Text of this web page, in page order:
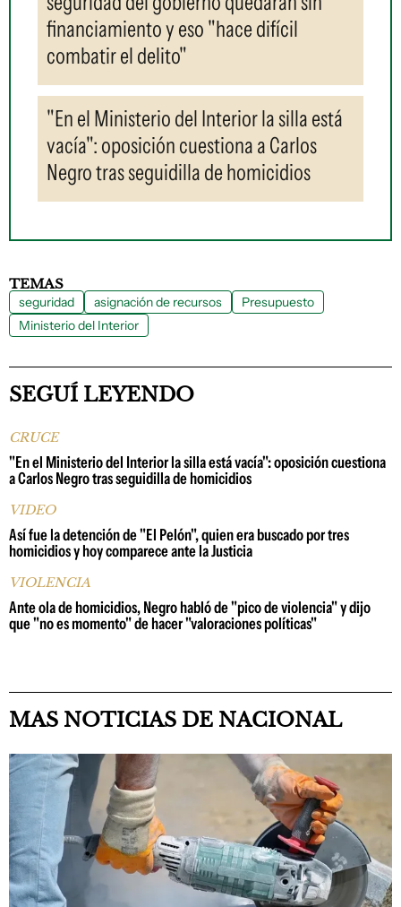
financiamiento y eso "hace difícil
combatir el delito"
"En el Ministerio del Interior la silla está
vacía": oposición cuestiona a Carlos
Negro tras seguidilla de homicidios
TEMAS
seguridad asignación de recursos
Presupuesto
Ministerio del Interior
SEGUÍ LEYENDO
CRUCE
"En el Ministerio del Interior la silla está vacía": oposición cuestiona
a Carlos Negro tras seguidilla de homicidios
VIDEO
Así fue la detención de "El Pelón", quien era buscado por tres
homicidios y hoy comparece ante la Justicia
VIOLENCIA
Ante ola de homicidios, Negro habló de "pico de violencia" y dijo
que "no es momento" de hacer "valoraciones políticas"
MAS NOTICIAS DE NACIONAL